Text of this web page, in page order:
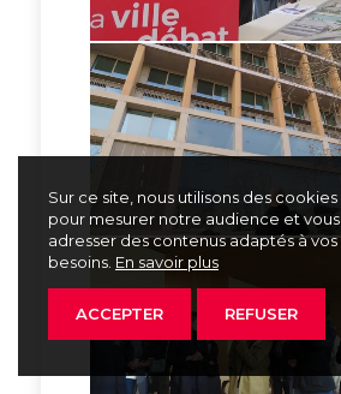
Sur ce site, nous utilisons des cookies
pour mesurer notre audience et vous
adresser des contenus adaptés à vos
besoins. En savoir plus
ACCEPTER REFUSER